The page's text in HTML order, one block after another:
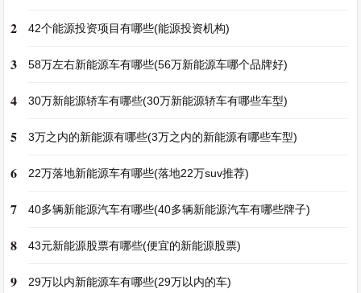
2 42个能源投资项目有哪些(能源投资机构)
3 58万左右新能源车有哪些(56万新能源车哪个品牌好)
4 30万新能源轿车有哪些(30万新能源轿车有哪些车型)
5 3万之内的新能源有哪些(3万之内的新能源有哪些车型)
6 22万落地新能源车有哪些(落地22万suv推荐)
7 40多辆新能源汽车有哪些(40多辆新能源汽车有哪些牌子)
8 43元新能源股票有哪些(便宜的新能源股票)
9 29万以内新能源车有哪些(29万以内的车)